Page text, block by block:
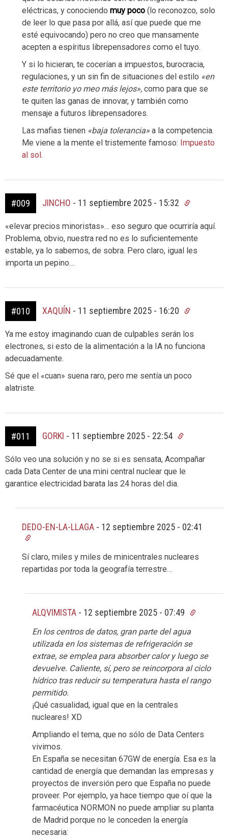
eléctricas, y conociendo muy poco (lo reconozco, solo
de leer lo que pasa por allá, así que puede que me
esté equivocando) pero no creo que mansamente
acepten a espíritus librepensadores como el tuyo.
Y si lo hicieran, te cocerían a impuestos, burocracia,
regulaciones, y un sin fin de situaciones del estilo «en
este territorio yo meo más lejos», como para que se
te quiten las ganas de innovar, y también como
mensaje a futuros librepensadores.
Las mafias tienen «baja tolerancia» a la competencia.
Me viene a la mente el tristemente famoso: Impuesto
al sol.
#009 JINCHO - 11 septiembre 2025 - 15:32
«elevar precios minoristas»… eso seguro que ocurriría aquí.
Problema, obvio, nuestra red no es lo suficientemente
estable, ya lo sabemos, de sobra. Pero claro, igual les
importa un pepino…
#010 XAQUÍN - 11 septiembre 2025 - 16:20
Ya me estoy imaginando cuan de culpables serán los
electrones, si esto de la alimentación a la IA no funciona
adecuadamente.
Sé que el «cuan» suena raro, pero me sentía un poco
alatriste.
#011 GORKI - 11 septiembre 2025 - 22:54
Sólo veo una solución y no se si es sensata, Acompañar
cada Data Center de una mini central nuclear que le
garantice electricidad barata las 24 horas del dia.
DEDO-EN-LA-LLAGA - 12 septiembre 2025 - 02:41
Sí claro, miles y miles de minicentrales nucleares
repartidas por toda la geografía terrestre…
ALQVIMISTA - 12 septiembre 2025 - 07:49
En los centros de datos, gran parte del agua
utilizada en los sistemas de refrigeración se
extrae, se emplea para absorber calor y luego se
devuelve. Caliente, sí, pero se reincorpora al ciclo
hídrico tras reducir su temperatura hasta el rango
permitido.
¡Qué casualidad, igual que en la centrales
nucleares! XD
Ampliando el tema, que no sólo de Data Centers
vivimos.
En España se necesitan 67GW de energía. Esa es la
cantidad de energía que demandan las empresas y
proyectos de inversión pero que España no puede
proveer. Por ejemplo, ya hace tiempo que oí que la
farmacéutica NORMON no puede ampliar su planta
de Madrid porque no le conceden la energía
necesaria: